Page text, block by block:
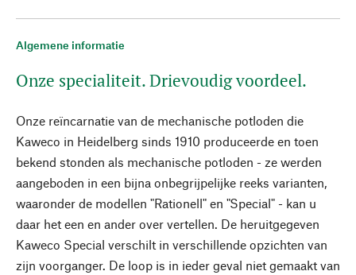
Algemene informatie
Onze specialiteit. Drievoudig voordeel.
Onze reïncarnatie van de mechanische potloden die
Kaweco in Heidelberg sinds 1910 produceerde en toen
bekend stonden als mechanische potloden - ze werden
aangeboden in een bijna onbegrijpelijke reeks varianten,
waaronder de modellen "Rationell" en "Special" - kan u
daar het een en ander over vertellen. De heruitgegeven
Kaweco Special verschilt in verschillende opzichten van
zijn voorganger. De loop is in ieder geval niet gemaakt van